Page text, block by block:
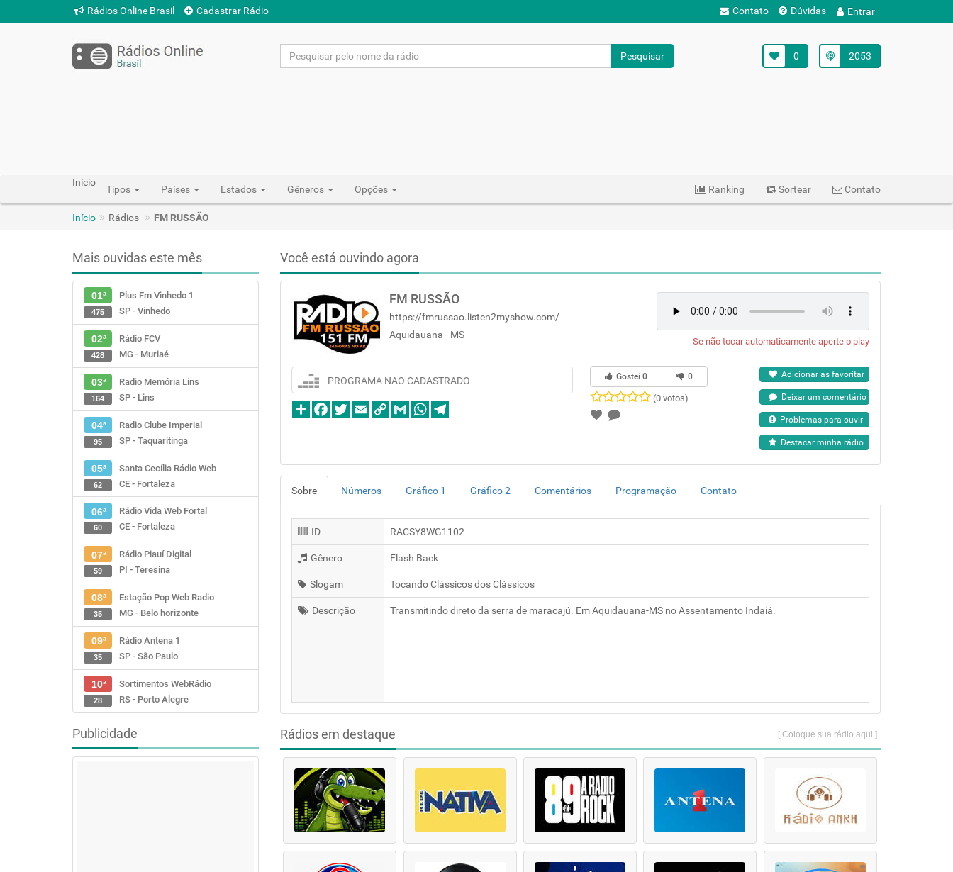
Rádios Online Brasil Cadastrar Rádio Contato Dúvidas Entrar
Pesquisar 2053
0
Início
Tipos Países Estados Gêneros Opções Ranking Sortear Contato
Início Rádios FM RUSSÃO
Mais ouvidas este mês
01ª
Plus Fm Vinhedo 1
SP - Vinhedo
475
02ª
Rádio FCV
MG - Muriaé
428
03ª
Radio Memória Lins
SP - Lins
164
04ª
Radio Clube Imperial
SP - Taquaritinga
95
05ª
Santa Cecília Rádio Web
CE - Fortaleza
62
06ª
Rádio Vida Web Fortal
CE - Fortaleza
60
07ª
Rádio Piauí Digital
PI - Teresina
59
08ª
Estação Pop Web Radio
MG - Belo horizonte
35
09ª
Rádio Antena 1
SP - São Paulo
35
10ª
Sortimentos WebRádio
RS - Porto Alegre
28
Publicidade
Você está ouvindo agora
FM RUSSÃO
https://fmrussao.listen2myshow.com/
Aquidauana - MS
Se não tocar automaticamente aperte o play
PROGRAMA NÃO CADASTRADO Gostei0 0
(0 votos)
Adicionar as favoritar
Deixar um comentário
Problemas para ouvir
Destacar minha rádio
Sobre Números Gráfico 1 Gráfico 2 Comentários Programação Contato
ID RACSY8WG1102
Gênero Flash Back
Slogam Tocando Clássicos dos Clássicos
Descrição Transmitindo direto da serra de maracajú. Em Aquidauana-MS no Assentamento Indaiá.
Rádios em destaque [ Coloque sua rádio aqui ]